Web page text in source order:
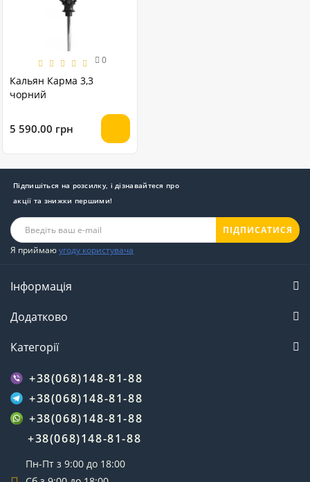
0
Кальян Карма 3,3
чорний
5 590.00 грн
Підпишіться на розсилку, і дізнавайтеся про
акції та знижки першими!
ПІДПИСАТИСЯ
Я приймаюугоду користувача
Інформація
Додатково
Категорії
+38(068)148-81-88
+38(068)148-81-88
+38(068)148-81-88
+38(068)148-81-88
Пн-Пт з 9:00 до 18:00